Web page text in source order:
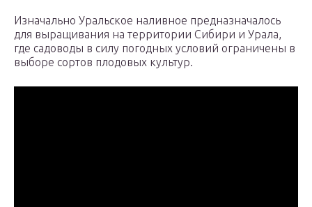
Изначально Уральское наливное предназначалось
для выращивания на территории Сибири и Урала,
где садоводы в силу погодных условий ограничены в
выборе сортов плодовых культур.